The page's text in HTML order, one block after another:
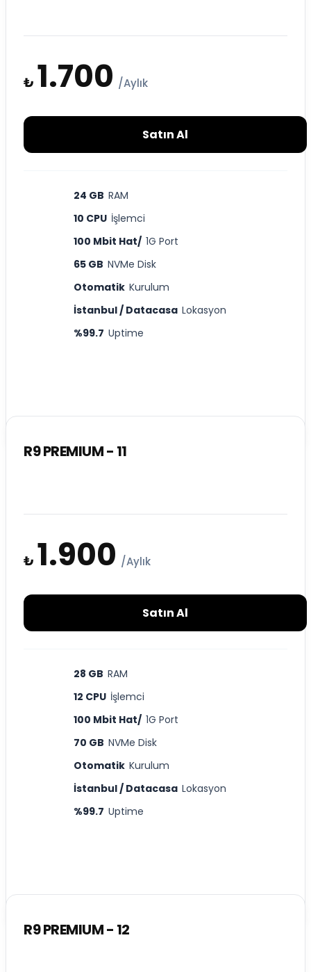
₺ 1.700 /Aylık
Satın Al
24 GB RAM
10 CPU İşlemci
100 Mbit Hat/ 1G Port
65 GB NVMe Disk
Otomatik Kurulum
İstanbul / Datacasa Lokasyon
%99.7 Uptime
R9 PREMIUM - 11
₺ 1.900 /Aylık
Satın Al
28 GB RAM
12 CPU İşlemci
100 Mbit Hat/ 1G Port
70 GB NVMe Disk
Otomatik Kurulum
İstanbul / Datacasa Lokasyon
%99.7 Uptime
R9 PREMIUM - 12